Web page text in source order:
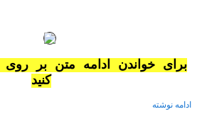
برای خواندن ادامه متن بر
کنید
ادامه نوشته